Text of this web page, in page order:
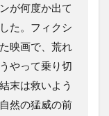
が何度か出て
た。フィクシ
映画で、荒れ
やって乗り切
末は救いよう
然の猛威の前